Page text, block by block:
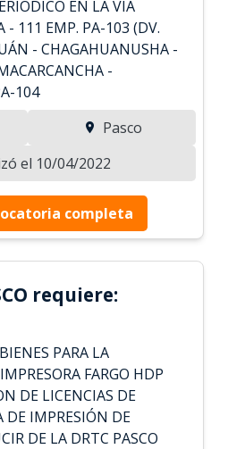
EN LA VIA
- 111 EMP. PA-103 (DV.
- CHAGAHUANUSHA -
-
104
Pasco
el 10/04/2022
completa
requiere:
PARA LA
FARGO HDP
DE LICENCIAS DE
DE IMPRESIÓN DE
DE LA DRTC PASCO